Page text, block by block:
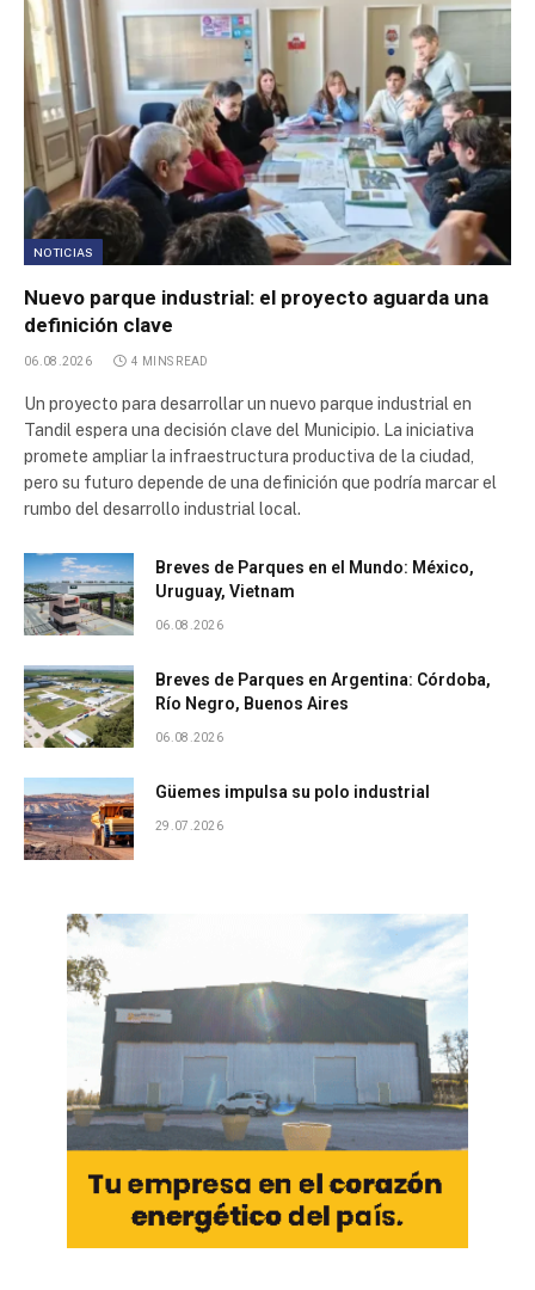
NOTICIAS
Nuevo parque industrial: el proyecto aguarda una
definición clave
06.08.2026 4 MINS READ
Un proyecto para desarrollar un nuevo parque industrial en
Tandil espera una decisión clave del Municipio. La iniciativa
promete ampliar la infraestructura productiva de la ciudad,
pero su futuro depende de una definición que podría marcar el
rumbo del desarrollo industrial local.
Breves de Parques en el Mundo: México,
Uruguay, Vietnam
06.08.2026
Breves de Parques en Argentina: Córdoba,
Río Negro, Buenos Aires
06.08.2026
Güemes impulsa su polo industrial
29.07.2026